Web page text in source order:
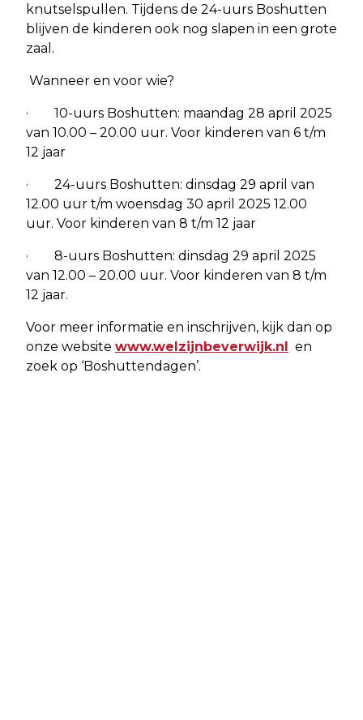
knutselspullen. Tijdens de 24-uurs Boshutten
blijven de kinderen ook nog slapen in een grote
zaal.
Wanneer en voor wie?
· 10-uurs Boshutten: maandag 28 april 2025
van 10.00 – 20.00 uur. Voor kinderen van 6 t/m
12 jaar
· 24-uurs Boshutten: dinsdag 29 april van
12.00 uur t/m woensdag 30 april 2025 12.00
uur. Voor kinderen van 8 t/m 12 jaar
· 8-uurs Boshutten: dinsdag 29 april 2025
van 12.00 – 20.00 uur. Voor kinderen van 8 t/m
12 jaar.
Voor meer informatie en inschrijven, kijk dan op
onze website www.welzijnbeverwijk.nl en
zoek op ‘Boshuttendagen’.